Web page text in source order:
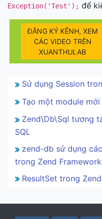
Exception('Test'); để
ĐĂNG KÝ KÊNH, XEM
CÁC VIDEO TRÊN
XUANTHULAB
Sử dụng Session
Tạo một module
Zend\Db\Sql tương
SQL
zend-db sử dụng
trong Zend Framework
ResultSet trong